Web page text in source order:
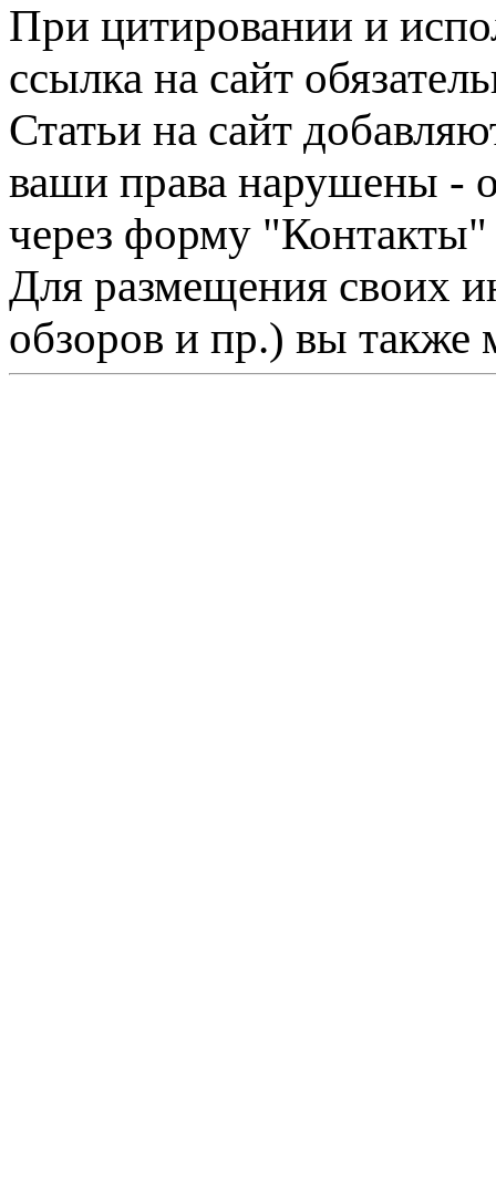
При цитировании и
ссылка на сайт
Статьи на сайт
ваши права нарушены -
через форму "Контакты"
Для размещения своих
обзоров и пр.) вы также